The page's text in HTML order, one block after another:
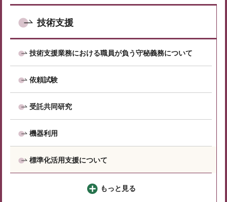
技術支援
技術支援業務における職員が負う守秘義務について
依頼試験
受託共同研究
機器利用
標準化活用支援について
もっと見る